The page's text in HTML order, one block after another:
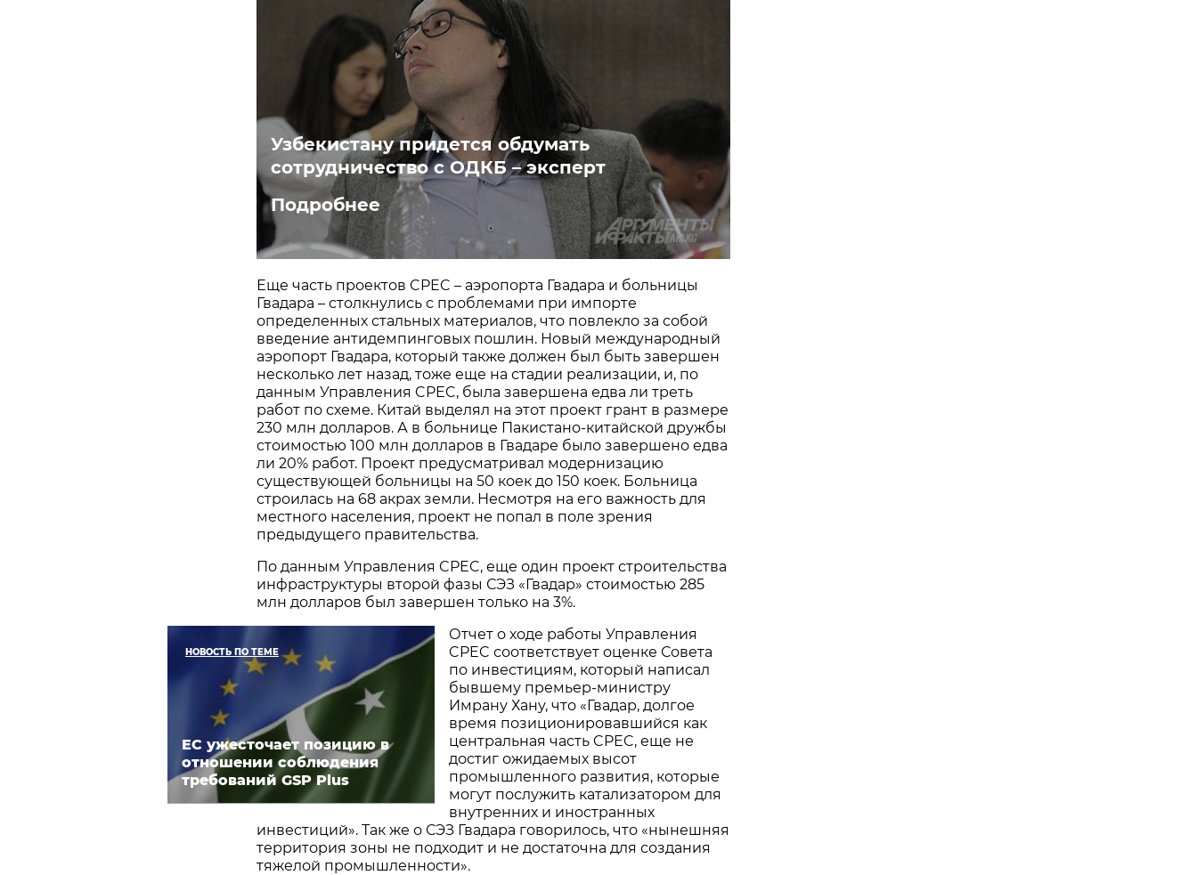
Узбекистану придется обдумать
сотрудничество с ОДКБ – эксперт
Подробнее
Еще часть проектов CPEC – аэропорта Гвадара и больницы
Гвадара – столкнулись с проблемами при импорте
определенных стальных материалов, что повлекло за собой
введение антидемпинговых пошлин. Новый международный
аэропорт Гвадара, который также должен был быть завершен
несколько лет назад, тоже еще на стадии реализации, и, по
данным Управления CPEC, была завершена едва ли треть
работ по схеме. Китай выделял на этот проект грант в размере
230 млн долларов. А в больнице Пакистано-китайской дружбы
стоимостью 100 млн долларов в Гвадаре было завершено едва
ли 20% работ. Проект предусматривал модернизацию
существующей больницы на 50 коек до 150 коек. Больница
строилась на 68 акрах земли. Несмотря на его важность для
местного населения, проект не попал в поле зрения
предыдущего правительства.
По данным Управления CPEC, еще один проект строительства
инфраструктуры второй фазы СЭЗ «Гвадар» стоимостью 285
млн долларов был завершен только на 3%.
НОВОСТЬ ПО ТЕМЕ
ЕС ужесточает позицию в
отношении соблюдения
требований GSP Plus
Отчет о ходе работы Управления
CPEC соответствует оценке Совета
по инвестициям, который написал
бывшему премьер-министру
Имрану Хану, что «Гвадар, долгое
время позиционировавшийся как
центральная часть CPEC, еще не
достиг ожидаемых высот
промышленного развития, которые
могут послужить катализатором для
внутренних и иностранных
инвестиций». Так же о СЭЗ Гвадара говорилось, что «нынешняя
территория зоны не подходит и не достаточна для создания
тяжелой промышленности».